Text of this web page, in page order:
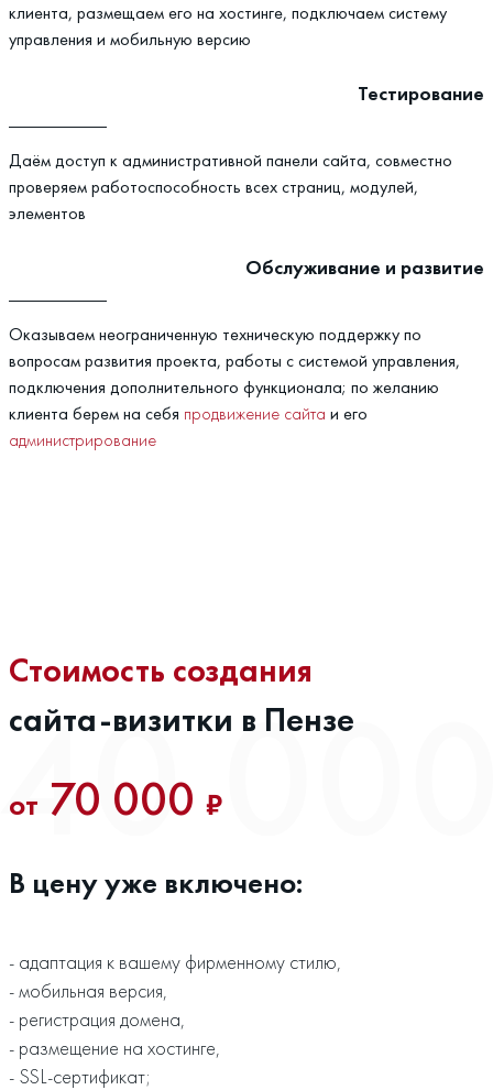
клиента, размещаем его на хостинге, подключаем систему
управления и мобильную версию
Тестирование
Даём доступ к административной панели сайта, совместно
проверяем работоспособность всех страниц, модулей,
элементов
Обслуживание и развитие
Оказываем неограниченную техническую поддержку по
вопросам развития проекта, работы с системой управления,
подключения дополнительного функционала; по желанию
клиента берем на себя продвижение сайта и его
администрирование
Стоимость создания
сайта-визитки в Пензе
от 70 000 ₽
В цену уже включено:
- адаптация к вашему фирменному стилю,
- мобильная версия,
- регистрация домена,
- размещение на хостинге,
- SSL-сертификат;